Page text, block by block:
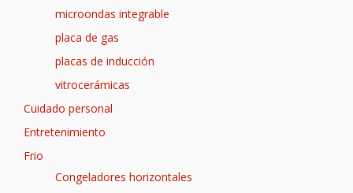
microondas integrable
placa de gas
placas de inducción
vitrocerámicas
Cuidado personal
Entretenimiento
Frio
Congeladores horizontales